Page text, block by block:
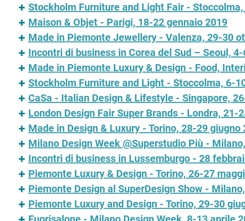
Stockholm Furniture and Light Fair -
Maison & Objet - Parigi, 18-22 gennaio 2019
Made in Piemonte Jewellery - Valenza, 29-30
Incontri di business in Corea del Sud – Seoul,
Made in Piemonte Luxury & Design - Food,
Stockholm Furniture and Light - Stoccolma, 6-
CaSa - Italian Design & Lifestyle - Singapore,
London Design Fair Super Brands - Londra, 21-
Made in Design & Luxury - Torino, 28-29 giugno
Milano Design Week @Superstudio Più -
Incontri di business in Lussemburgo - 28
Piemonte Luxury & Design - Torino, 26-27
Piemonte Design al SuperDesign Show -
Piemonte Luxury and Design - Torino, 29-30